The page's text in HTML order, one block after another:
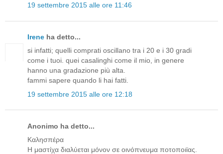
19 settembre 2015 alle ore 11:46
Irene ha detto...
si infatti; quelli comprati oscillano tra i 20 e i 30 gradi
come i tuoi. quei casalinghi come il mio, in genere
hanno una gradazione più alta.
fammi sapere quando li hai fatti.
19 settembre 2015 alle ore 12:18
Anonimo ha detto...
Καλησπέρα
Η μαστίχα διαλύεται μόνον σε οινόπνευμα ποτοποιϊας.